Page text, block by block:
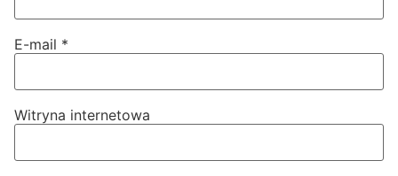
E-mail *
Witryna internetowa